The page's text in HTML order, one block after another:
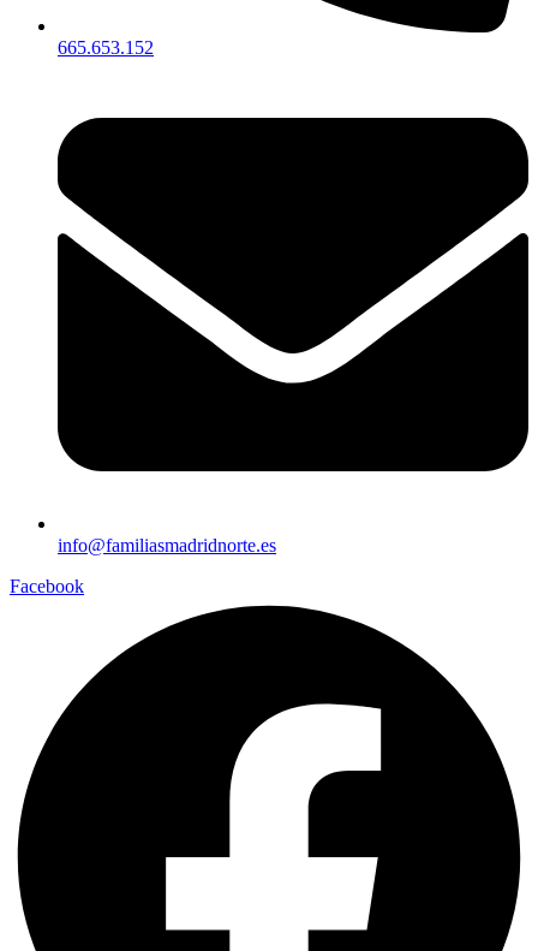
665.653.152
info@familiasmadridnorte.es
Facebook